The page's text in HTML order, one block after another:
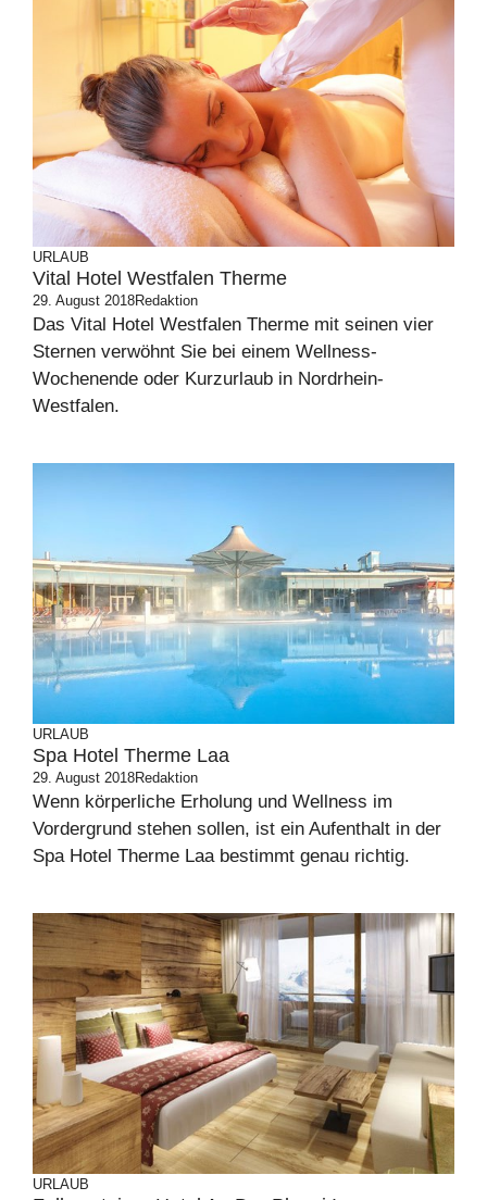
URLAUB
Vital Hotel Westfalen Therme
29. August 2018Redaktion
Das Vital Hotel Westfalen Therme mit seinen vier
Sternen verwöhnt Sie bei einem Wellness-
Wochenende oder Kurzurlaub in Nordrhein-
Westfalen.
URLAUB
Spa Hotel Therme Laa
29. August 2018Redaktion
Wenn körperliche Erholung und Wellness im
Vordergrund stehen sollen, ist ein Aufenthalt in der
Spa Hotel Therme Laa bestimmt genau richtig.
URLAUB